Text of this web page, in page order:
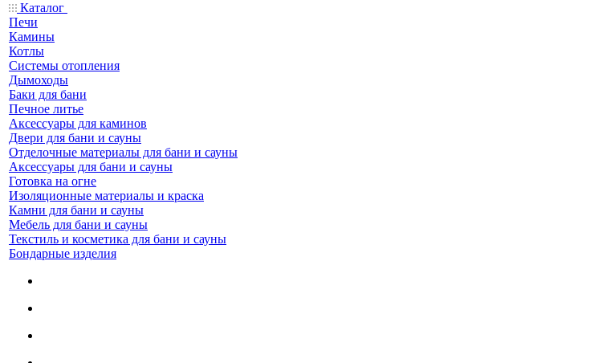
Каталог
Печи
Камины
Котлы
Системы отопления
Дымоходы
Баки для бани
Печное литье
Аксессуары для каминов
Двери для бани и сауны
Отделочные материалы для бани и сауны
Аксессуары для бани и сауны
Готовка на огне
Изоляционные материалы и краска
Камни для бани и сауны
Мебель для бани и сауны
Текстиль и косметика для бани и сауны
Бондарные изделия